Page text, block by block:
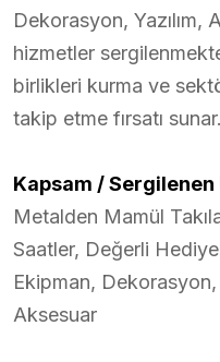
Dekorasyon, Yazılım,
hizmetler
birlikleri kurma ve
takip etme fırsatı sunar.
Kapsam / Sergilenen
Metalden Mamül
Saatler, Değerli
Ekipman, Dekorasyon,
Aksesuar